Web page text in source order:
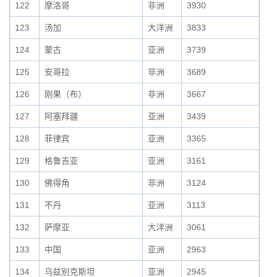
122 摩洛哥 非洲 3930
123 汤加 大洋洲 3833
124 蒙古 亚洲 3739
125 安哥拉 非洲 3689
126 刚果（布） 非洲 3667
127 阿塞拜疆 亚洲 3439
128 菲律宾 亚洲 3365
129 格鲁吉亚 亚洲 3161
130 佛得角 非洲 3124
131 不丹 亚洲 3113
132 萨摩亚 大洋洲 3061
133 中国 亚洲 2963
134 乌兹别克斯坦 亚洲 2945